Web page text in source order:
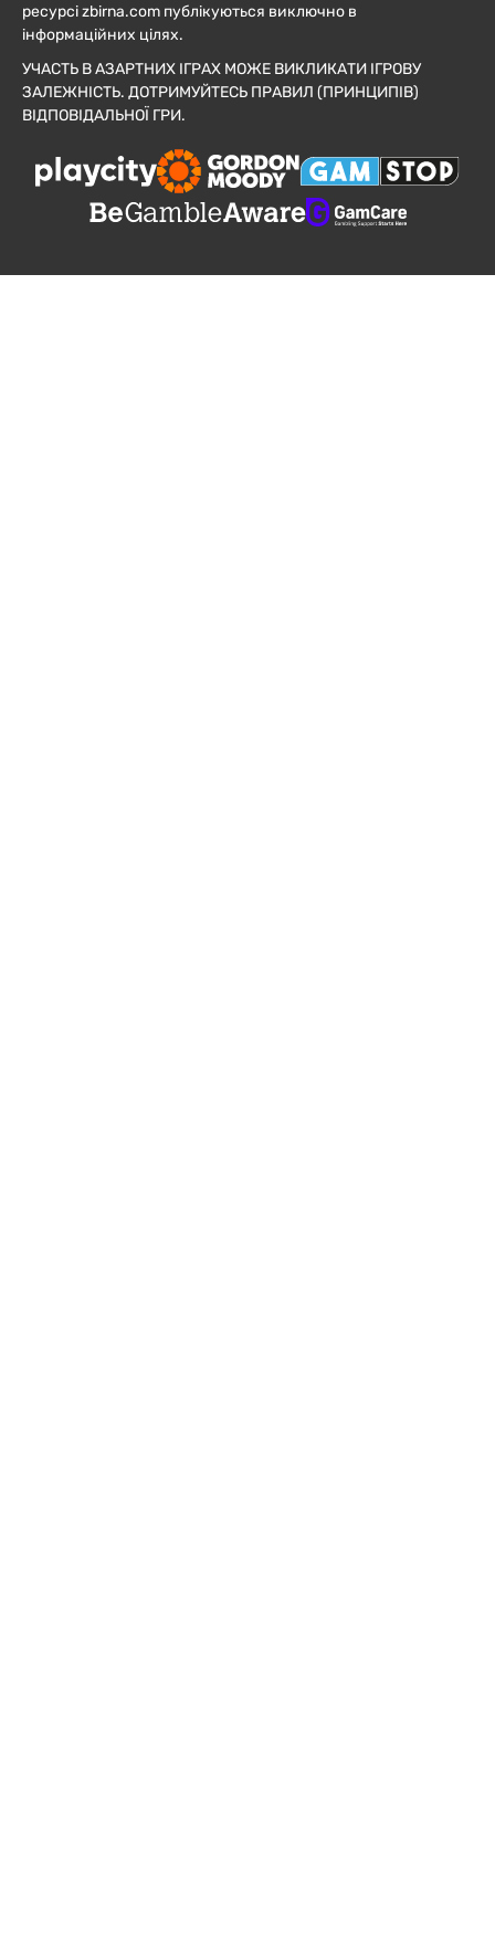
ресурсі zbirna.com публікуються виключно в
інформаційних цілях.
УЧАСТЬ В АЗАРТНИХ ІГРАХ МОЖЕ ВИКЛИКАТИ ІГРОВУ
ЗАЛЕЖНІСТЬ. ДОТРИМУЙТЕСЬ ПРАВИЛ (ПРИНЦИПІВ)
ВІДПОВІДАЛЬНОЇ ГРИ.